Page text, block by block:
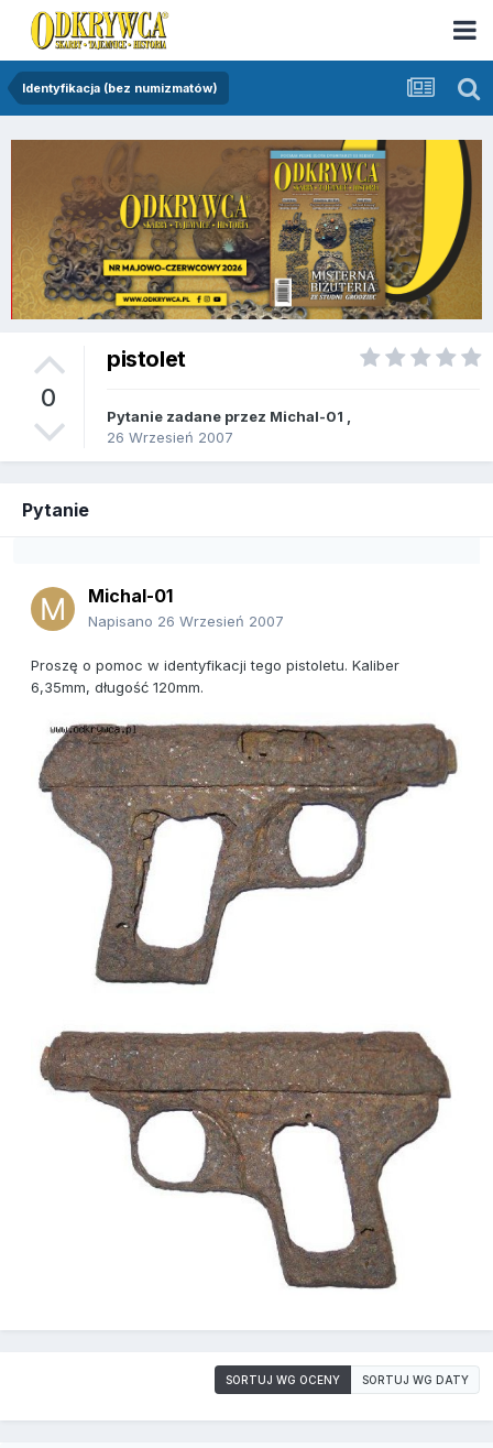
Identyfikacja (bez numizmatów)
0
pistolet
Pytanie zadane przez Michal-01
26 Wrzesień 2007
Pytanie
Michal-01
Napisano 26 Wrzesień 2007
Proszę o pomoc w identyfikacji tego pistoletu. Kaliber
6,35mm, długość 120mm.
SORTUJ WG OCENY SORTUJ WG DATY